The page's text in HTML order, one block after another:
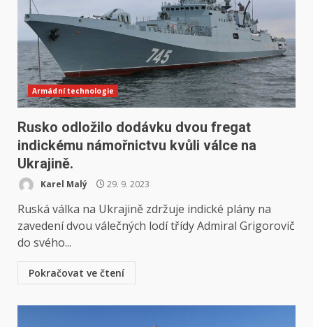
Armádní technologie
Rusko odložilo dodávku dvou fregat
indickému námořnictvu kvůli válce na
Ukrajině.
Karel Malý 29. 9. 2023
Ruská válka na Ukrajině zdržuje indické plány na
zavedení dvou válečných lodí třídy Admiral Grigorovič
do svého...
Pokračovat ve čtení